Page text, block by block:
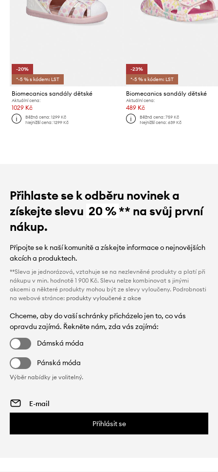
-20%
*-5 % s kódem: LST
Biomecanics sandály dětské
Aktuální cena:
1029 Kč
Běžná cena:1299 Kč
Nejnižší cena:1299 Kč
-23%
*-5 % s kódem: LST
Biomecanics sandály dětské
Aktuální cena:
489 Kč
Běžná cena: 759 Kč
Nejnižší cena: 639 Kč
Přihlaste se k odběru novinek a
získejte slevu 20 %** na svůj první
nákup.
Připojte se k naší komunitě a získejte informace o nejnovějších
akcích a produktech.
**Sleva je jednorázová, vztahuje se na nezlevněné produkty a platí při
nákupu v min. hodnotě 1 900 Kč. Slevu nelze kombinovat s jinými
akcemi a některé produkty mohou být ze slevy vyloučeny. Podrobnosti
na webové stránce: produkty vyloučené z akce
Chceme, aby do vaší schránky přicházelo jen to, co vás
opravdu zajímá. Řekněte nám, zda vás zajímá:
Dámská móda
Pánská móda
Výběr nabídky je volitelný.
Přihlásit se